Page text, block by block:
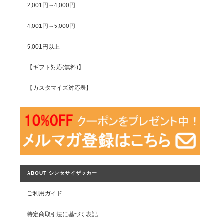
2,001円～4,000円
4,001円～5,000円
5,001円以上
【ギフト対応(無料)】
【カスタマイズ対応表】
ABOUT シンセサイザッカー
ご利用ガイド
特定商取引法に基づく表記